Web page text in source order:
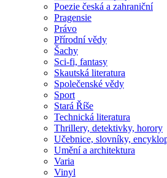
Poezie česká a zahraniční
Pragensie
Právo
Přírodní vědy
Šachy
Sci-fi, fantasy
Skautská literatura
Společenské vědy
Sport
Stará Říše
Technická literatura
Thrillery, detektivky, horory
Učebnice, slovníky,
Umění a architektura
Varia
Vinyl